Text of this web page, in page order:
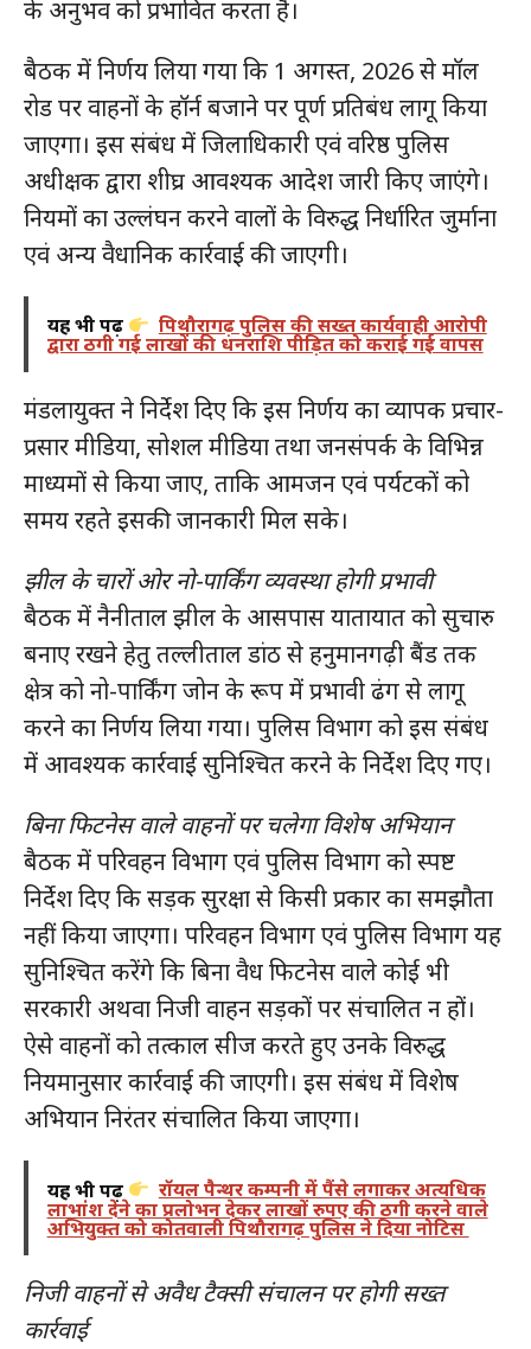
के अनुभव को प्रभावित करता है।
बैठक में निर्णय लिया गया कि 1 अगस्त, 2026 से मॉल
रोड पर वाहनों के हॉर्न बजाने पर पूर्ण प्रतिबंध लागू किया
जाएगा। इस संबंध में जिलाधिकारी एवं वरिष्ठ पुलिस
अधीक्षक द्वारा शीघ्र आवश्यक आदेश जारी किए जाएंगे।
नियमों का उल्लंघन करने वालों के विरुद्ध निर्धारित जुर्माना
एवं अन्य वैधानिक कार्रवाई की जाएगी।
यह भी पढ़ें पिथौरागढ़ पुलिस की सख्त कार्यवाही आरोपी
द्वारा ठगी गई लाखों की धनराशि पीड़ित को कराई गई वापस
मंडलायुक्त ने निर्देश दिए कि इस निर्णय का व्यापक प्रचार-
प्रसार मीडिया, सोशल मीडिया तथा जनसंपर्क के विभिन्न
माध्यमों से किया जाए, ताकि आमजन एवं पर्यटकों को
समय रहते इसकी जानकारी मिल सके।
झील के चारों ओर नो-पार्किंग व्यवस्था होगी प्रभावी
बैठक में नैनीताल झील के आसपास यातायात को सुचारु
बनाए रखने हेतु तल्लीताल डांठ से हनुमानगढ़ी बैंड तक
क्षेत्र को नो-पार्किंग जोन के रूप में प्रभावी ढंग से लागू
करने का निर्णय लिया गया। पुलिस विभाग को इस संबंध
में आवश्यक कार्रवाई सुनिश्चित करने के निर्देश दिए गए।
बिना फिटनेस वाले वाहनों पर चलेगा विशेष अभियान
बैठक में परिवहन विभाग एवं पुलिस विभाग को स्पष्ट
निर्देश दिए कि सड़क सुरक्षा से किसी प्रकार का समझौता
नहीं किया जाएगा। परिवहन विभाग एवं पुलिस विभाग यह
सुनिश्चित करेंगे कि बिना वैध फिटनेस वाले कोई भी
सरकारी अथवा निजी वाहन सड़कों पर संचालित न हों।
ऐसे वाहनों को तत्काल सीज करते हुए उनके विरुद्ध
नियमानुसार कार्रवाई की जाएगी। इस संबंध में विशेष
अभियान निरंतर संचालित किया जाएगा।
यह भी पढ़ें रॉयल पैन्थर कम्पनी में पैंसे लगाकर अत्यधिक
लाभांश देने का प्रलोभन देकर लाखों रुपए की ठगी करने वाले
अभियुक्त को कोतवाली पिथौरागढ़ पुलिस ने दिया नोटिस
निजी वाहनों से अवैध टैक्सी संचालन पर होगी सख्त
कार्रवाई